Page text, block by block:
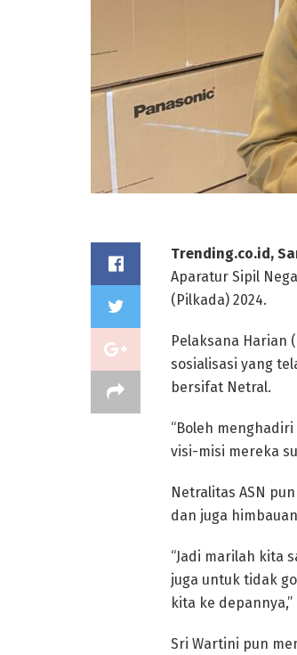
Trending.co.id,
Aparatur Sipil
(Pilkada) 2024.
Pelaksana Harian
sosialisasi yang
bersifat Netral.
“Boleh
visi-misi mereka
Netralitas ASN
dan juga
“Jadi marilah kita
juga untuk tidak
kita ke depannya,”
Sri Wartini pun